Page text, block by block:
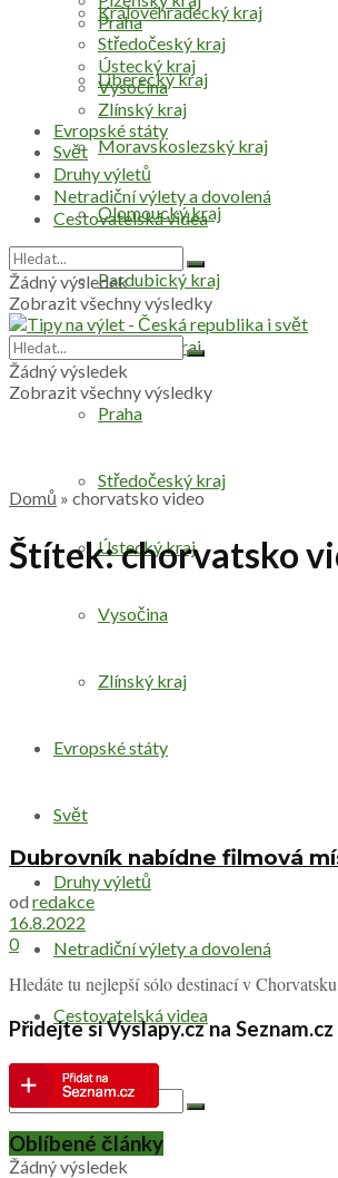
Královéhradecký kraj
Liberecký kraj
Moravskoslezský kraj
Olomoucký kraj
Pardubický kraj
Plzeňský kraj
Praha
Středočeský kraj
Ústecký kraj
Vysočina
Zlínský kraj
Evropské státy
Svět
Druhy výletů
Netradiční výlety a dovolená
Cestovatelská videa
Žádný výsledek
Praha
Středočeský kraj
Ústecký kraj
Vysočina
Zlínský kraj
Evropské státy
Svět
Druhy výletů
Netradiční výlety a dovolená
Cestovatelská videa
Žádný výsledek
Zobrazit všechny výsledky
Žádný výsledek
Zobrazit všechny výsledky
Domů » chorvatsko video
Štítek:chorvatsko
Dubrovník nabídne filmová
od redakce
16.8.2022
0
Hledáte tu nejlepší sólo destinací v
Přidejte si Vyslapy.cz na Seznam.cz
Oblíbené články